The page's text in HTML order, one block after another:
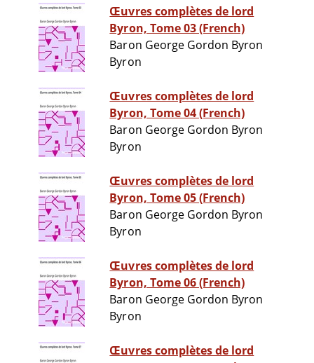
Œuvres complètes de lord
Byron, Tome 03 (French)
Baron George Gordon Byron
Byron
Œuvres complètes de lord
Byron, Tome 04 (French)
Baron George Gordon Byron
Byron
Œuvres complètes de lord
Byron, Tome 05 (French)
Baron George Gordon Byron
Byron
Œuvres complètes de lord
Byron, Tome 06 (French)
Baron George Gordon Byron
Byron
Œuvres complètes de lord